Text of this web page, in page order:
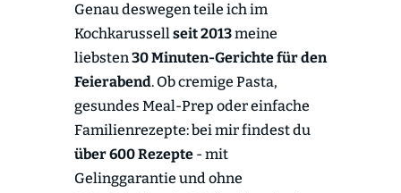
Genau deswegen teile ich im
Kochkarussellseit 2013meine
liebsten30 Minuten-Gerichte für den
Feierabend. Ob cremige Pasta,
gesundes Meal-Prep oder einfache
Familienrezepte: bei mir findest du
über 600 Rezepte- mit
Gelinggarantie und ohne